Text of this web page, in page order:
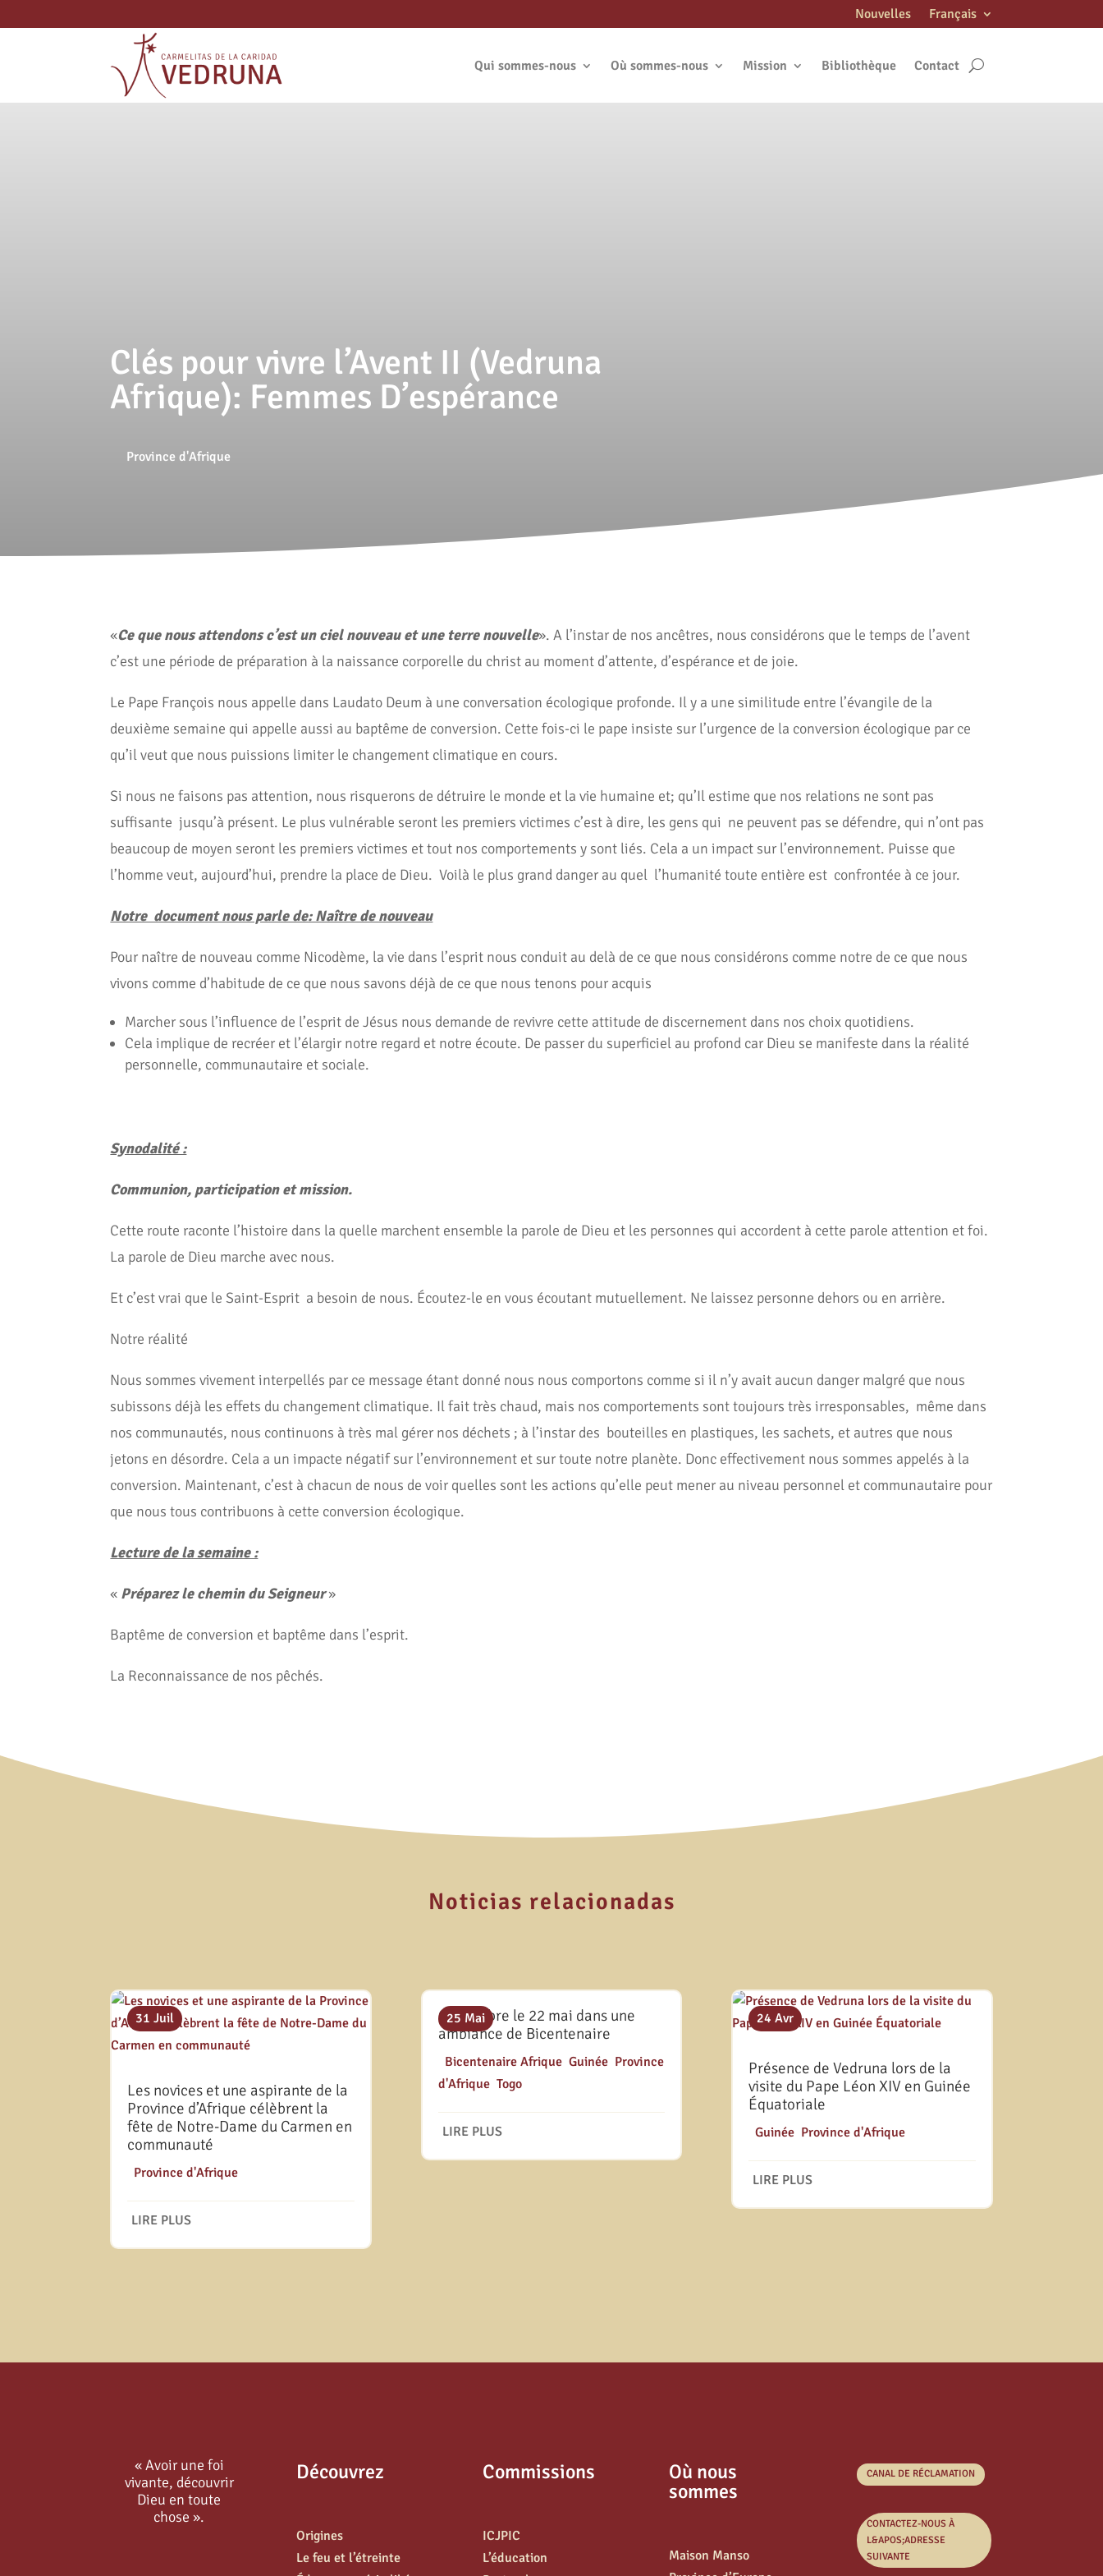
Nouvelles Français
Qui sommes-nous Où sommes-nous Mission Bibliothèque Contact
Clés pour vivre l’Avent II (Vedruna
Afrique): Femmes D’espérance
Province d'Afrique
«Ce que nous attendons c’est un ciel nouveau et une terre nouvelle». A l’instar de nos ancêtres, nous considérons que le temps de l’avent
c’est une période de préparation à la naissance corporelle du christ au moment d’attente, d’espérance et de joie.
Le Pape François nous appelle dans Laudato Deum à une conversation écologique profonde. Il y a une similitude entre l’évangile de la
deuxième semaine qui appelle aussi au baptême de conversion. Cette fois-ci le pape insiste sur l’urgence de la conversion écologique par ce
qu’il veut que nous puissions limiter le changement climatique en cours.
Si nous ne faisons pas attention, nous risquerons de détruire le monde et la vie humaine et; qu’Il estime que nos relations ne sont pas
suffisante jusqu’à présent. Le plus vulnérable seront les premiers victimes c’est à dire, les gens qui ne peuvent pas se défendre, qui n’ont pas
beaucoup de moyen seront les premiers victimes et tout nos comportements y sont liés. Cela a un impact sur l’environnement. Puisse que
l’homme veut, aujourd’hui, prendre la place de Dieu. Voilà le plus grand danger au quel l’humanité toute entière est confrontée à ce jour.
Notre document nous parle de: Naître de nouveau
Pour naître de nouveau comme Nicodème, la vie dans l’esprit nous conduit au delà de ce que nous considérons comme notre de ce que nous
vivons comme d’habitude de ce que nous savons déjà de ce que nous tenons pour acquis
Marcher sous l’influence de l’esprit de Jésus nous demande de revivre cette attitude de discernement dans nos choix quotidiens.
Cela implique de recréer et l’élargir notre regard et notre écoute. De passer du superficiel au profond car Dieu se manifeste dans la réalité
personnelle, communautaire et sociale.
Synodalité :
Communion, participation et mission.
Cette route raconte l’histoire dans la quelle marchent ensemble la parole de Dieu et les personnes qui accordent à cette parole attention et foi.
La parole de Dieu marche avec nous.
Et c’est vrai que le Saint-Esprit a besoin de nous. Écoutez-le en vous écoutant mutuellement. Ne laissez personne dehors ou en arrière.
Notre réalité
Nous sommes vivement interpellés par ce message étant donné nous nous comportons comme si il n’y avait aucun danger malgré que nous
subissons déjà les effets du changement climatique. Il fait très chaud, mais nos comportements sont toujours très irresponsables, même dans
nos communautés, nous continuons à très mal gérer nos déchets ; à l’instar des bouteilles en plastiques, les sachets, et autres que nous
jetons en désordre. Cela a un impacte négatif sur l’environnement et sur toute notre planète. Donc effectivement nous sommes appelés à la
conversion. Maintenant, c’est à chacun de nous de voir quelles sont les actions qu’elle peut mener au niveau personnel et communautaire pour
que nous tous contribuons à cette conversion écologique.
Lecture de la semaine :
« Préparez le chemin du Seigneur»
Baptême de conversion et baptême dans l’esprit.
La Reconnaissance de nos pêchés.
Noticias relacionadas
Les novices et une aspirante de la
Province d’Afrique célèbrent la
fête de Notre-Dame du Carmen en
communauté
31 Juil
Province d'Afrique
LIRE PLUS
On célébre le 22 mai dans une
ambiance de Bicentenaire
25 Mai
Bicentenaire Afrique, Guinée, Province
d'Afrique, Togo
LIRE PLUS
Présence de Vedruna lors de la
visite du Pape Léon XIV en Guinée
Équatoriale
24 Avr
Guinée, Province d'Afrique
LIRE PLUS
« Avoir une foi
vivante, découvrir
Dieu en toute
chose ».
Découvrez
Origines
Le feu et l’étreinte
Commissions
ICJPIC
L’éducation
Où nous
sommes
Maison Manso
CANAL DE RÉCLAMATION
CONTACTEZ-NOUS À
L&APOS;ADRESSE
SUIVANTE